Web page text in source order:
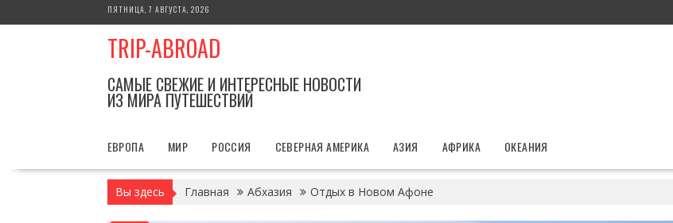
к
ПЯТНИЦА, 7 АВГУСТА, 2026
TRIP-ABROAD
САМЫЕ СВЕЖИЕ И ИНТЕРЕСНЫЕ НОВОСТИ
ИЗ МИРА ПУТЕШЕСТВИЙ
ЕВРОПА МИР РОССИЯ СЕВЕРНАЯ АМЕРИКА АЗИЯ АФРИКА ОКЕАНИЯ
Вы здесь Главная Абхазия Отдых в Новом Афоне